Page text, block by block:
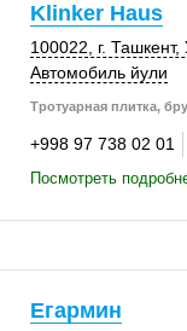
Klinker Haus
100022 г. Ташкент,
Автомобиль йули
Тротуарная плитка,
+998 97 738 02 01
Посмотреть
Егармин